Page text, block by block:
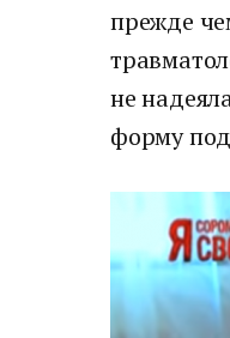
прежде
не
форму